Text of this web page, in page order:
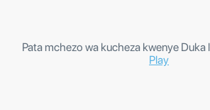
Pata mchezo wa kucheza kwenye Duka
Play